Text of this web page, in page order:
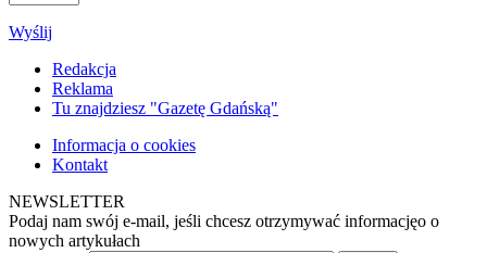
Wyślij
Redakcja
Reklama
Tu znajdziesz "Gazetę Gdańską"
Informacja o cookies
Kontakt
NEWSLETTER
Podaj nam swój e-mail, jeśli chcesz otrzymywać informacjęo o
nowych artykułach